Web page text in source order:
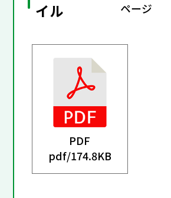
イル
ページ
PDF
pdf/174.8KB